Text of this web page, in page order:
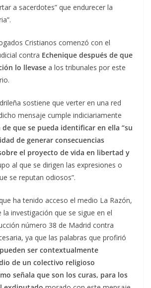
a sacerdotes” que endurecer la
Cristianos comenzó con el
contra Echenique después de que
lo llevase a los tribunales por este
sostiene que verter en una red
mensaje cumple indiciariamente
que se pueda identificar en ella “su
de generar consecuencias
el proyecto de vida en libertad y
al que se dirigen las expresiones o
se reputan odiosos”.
ha tenido acceso el medio La Razón,
la investigación que se sigue en el
número 38 de Madrid contra
ya que las palabras que profirió
pueden ser contextualmente
de un colectivo religioso
señala que son los curas, para los